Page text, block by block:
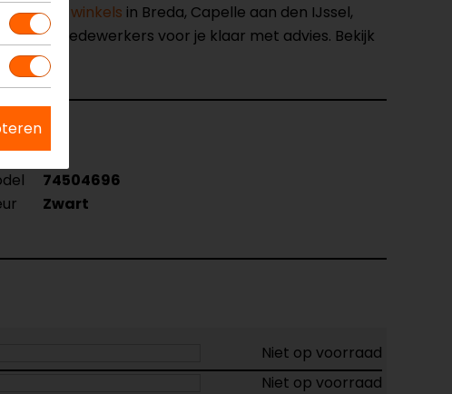
vanonze winkels in Breda, Capelle aan den IJssel,
voor je klaar met advies. Bekijk
74504696
Zwart
Niet op voorraad
Niet op voorraad